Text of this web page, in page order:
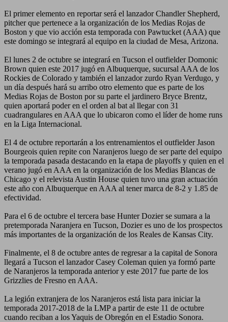
El primer elemento en reportar será el lanzador Chandler Shepherd,
pitcher que pertenece a la organización de los Medias Rojas de
Boston y que vio acción esta temporada con Pawtucket (AAA) que
este domingo se integrará al equipo en la ciudad de Mesa, Arizona.
El lunes 2 de octubre se integrará en Tucson el outfielder Domonic
Brown quien este 2017 jugó en Albuquerque, sucursal AAA de los
Rockies de Colorado y también el lanzador zurdo Ryan Verdugo, y
un día después hará su arribo otro elemento que es parte de los
Medias Rojas de Boston por su parte el jardinero Bryce Brentz,
quien aportará poder en el orden al bat al llegar con 31
cuadrangulares en AAA que lo ubicaron como el líder de home runs
en la Liga Internacional.
El 4 de octubre reportarán a los entrenamientos el outfielder Jason
Bourgeois quien repite con Naranjeros luego de ser parte del equipo
la temporada pasada destacando en la etapa de playoffs y quien en el
verano jugó en AAA en la organización de los Medias Blancas de
Chicago y el relevista Austin House quien tuvo una gran actuación
este año con Albuquerque en AAA al tener marca de 8-2 y 1.85 de
efectividad.
Para el 6 de octubre el tercera base Hunter Dozier se sumara a la
pretemporada Naranjera en Tucson, Dozier es uno de los prospectos
más importantes de la organización de los Reales de Kansas City.
Finalmente, el 8 de octubre antes de regresar a la capital de Sonora
llegará a Tucson el lanzador Casey Coleman quien ya formó parte
de Naranjeros la temporada anterior y este 2017 fue parte de los
Grizzlies de Fresno en AAA.
La legión extranjera de los Naranjeros está lista para iniciar la
temporada 2017-2018 de la LMP a partir de este 11 de octubre
cuando reciban a los Yaquis de Obregón en el Estadio Sonora.